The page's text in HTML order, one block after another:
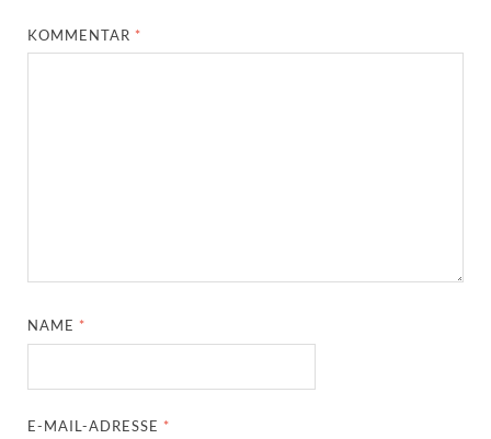
KOMMENTAR *
NAME *
E-MAIL-ADRESSE *